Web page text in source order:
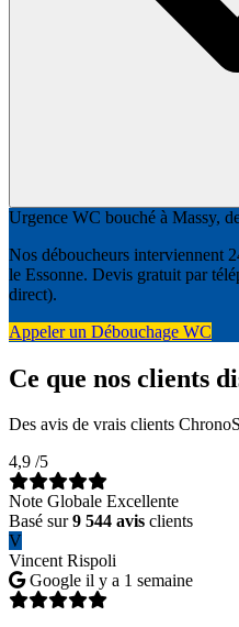
Urgence WC bouché à Massy,
Nos déboucheurs interviennent
le Essonne. Devis gratuit par
direct).
Appeler un Débouchage WC
Ce que nos clients
Des avis de vrais clients
4,9 /5
Note Globale Excellente
Basé sur9 544 avis clients
V
Vincent Rispoli
Google il y a 1 semaine